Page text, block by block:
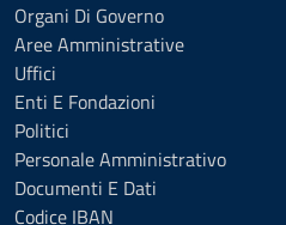
Organi Di Governo
Aree Amministrative
Uffici
Enti E Fondazioni
Politici
Personale Amministrativo
Documenti E Dati
Codice IBAN